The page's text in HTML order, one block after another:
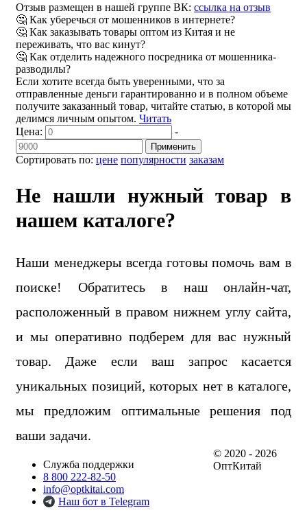
Отзыв размещен в нашей группе ВК: ссылка на отзыв
🤔 Как уберечься от мошенников в интернете?
🤔 Как заказывать товары оптом из Китая и не
переживать, что вас кинут?
🤔 Как отделить надежного посредника от мошенника-
разводилы?
Если хотите всегда быть уверенными, что за
отправленные деньги гарантированно и в полном объеме
получите заказанный товар, читайте статью, в которой мы
делимся личным опытом. Читать
Сортировать по: цене популярности заказам
Цена: -
Применить
Не нашли нужный товар в
нашем каталоге?
Наши менеджеры всегда готовы помочь вам в
поиске! Обратитесь в наш онлайн-чат,
расположенный в правом нижнем углу сайта,
и мы оперативно подберем для вас нужный
товар. Даже если ваш запрос касается
уникальных позиций, которых нет в каталоге,
мы предложим оптимальные решения под
ваши задачи.
Служба поддержки
8 800 222-82-50
info@optkitai.com
Наш бот в Telegram
© 2020 - 2026
ОптКитай